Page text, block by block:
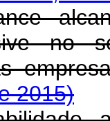
no
2015)